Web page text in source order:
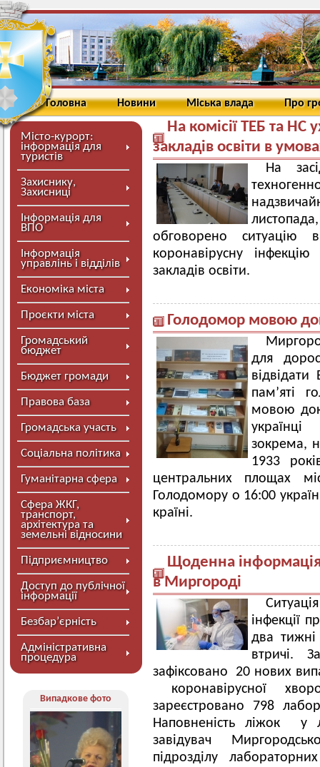
Головна Новини Міська влада Про
Місто-курорт:
інформація для
туристів
Захиснику,
Захисниці
Інформація для
ВПО
Інформація
управлінь і відділів
Економіка міста
Проєкти міста
Громадський
бюджет
Бюджет громади
Правова база
Громадська участь
Соціальна політика
Гуманітарна сфера
Сфера ЖКГ,
транспорт,
архітектура та
земельні відносини
Підприємництво
Доступ до публічної
інформації
Безбар’єрність
Адміністративна
процедура
Випадкове фото
На комісії ТЕБ та
закладів освіти в
На
обговорено
коронавірусну
закладів освіти.
Голодомор мовою
для
пам’яті
мовою
зокрема,
1933
центральних площах
Голодомору о 16:00
країні.
Щоденна інформація
в Миргороді
інфекції
два тижні
втричі.
зафіксовано 20 нових
коронавірусної
зареєстровано 798
Наповненість ліжок у
завідувач
підрозділу